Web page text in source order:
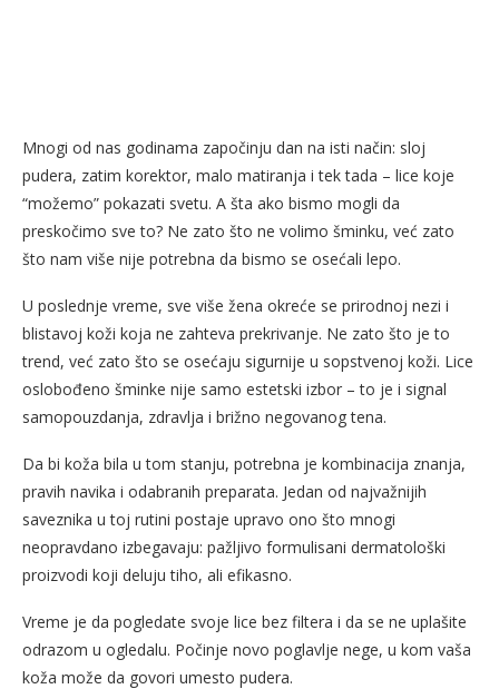
Mnogi od nas godinama započinju dan na isti način: sloj
pudera, zatim korektor, malo matiranja i tek tada – lice koje
“možemo” pokazati svetu. A šta ako bismo mogli da
preskočimo sve to? Ne zato što ne volimo šminku, već zato
što nam više nije potrebna da bismo se osećali lepo.
U poslednje vreme, sve više žena okreće se prirodnoj nezi i
blistavoj koži koja ne zahteva prekrivanje. Ne zato što je to
trend, već zato što se osećaju sigurnije u sopstvenoj koži. Lice
oslobođeno šminke nije samo estetski izbor – to je i signal
samopouzdanja, zdravlja i brižno negovanog tena.
Da bi koža bila u tom stanju, potrebna je kombinacija znanja,
pravih navika i odabranih preparata. Jedan od najvažnijih
saveznika u toj rutini postaje upravo ono što mnogi
neopravdano izbegavaju: pažljivo formulisani dermatološki
proizvodi koji deluju tiho, ali efikasno.
Vreme je da pogledate svoje lice bez filtera i da se ne uplašite
odrazom u ogledalu. Počinje novo poglavlje nege, u kom vaša
koža može da govori umesto pudera.